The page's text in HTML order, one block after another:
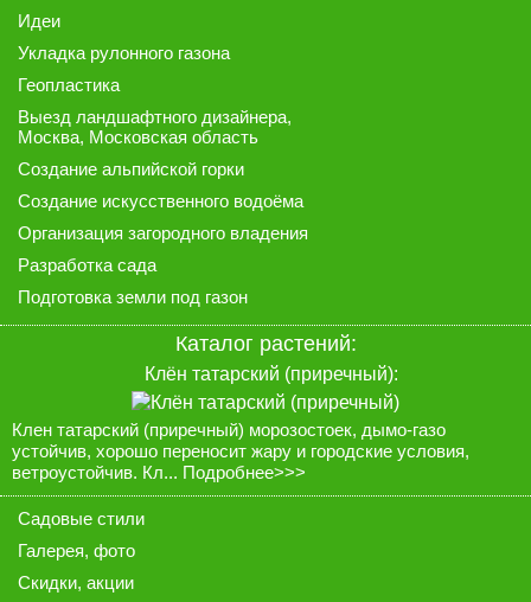
Идеи
Укладка рулонного газона
Геопластика
Выезд ландшафтного дизайнера,
Москва, Московская область
Создание альпийской горки
Создание искусственного водоёма
Организация загородного владения
Разработка сада
Подготовка земли под газон
Каталог растений:
Клён татарский (приречный):
Клен татарский (приречный) морозостоек, дымо-газо
устойчив, хорошо переносит жару и городские условия,
ветроустойчив. Кл... Подробнее>>>
Садовые стили
Галерея, фото
Скидки, акции